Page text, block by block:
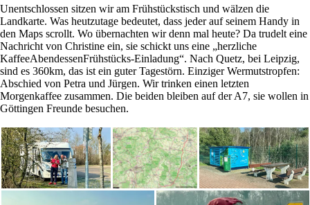
Unentschlossen sitzen wir am Frühstückstisch und wälzen die
Landkarte. Was heutzutage bedeutet, dass jeder auf seinem Handy in
den Maps scrollt. Wo übernachten wir denn mal heute? Da trudelt eine
Nachricht von Christine ein, sie schickt uns eine „herzliche
KaffeeAbendessenFrühstücks-Einladung“. Nach Quetz, bei Leipzig,
sind es 360km, das ist ein guter Tagestörn. Einziger Wermutstropfen:
Abschied von Petra und Jürgen. Wir trinken einen letzten
Morgenkaffee zusammen. Die beiden bleiben auf der A7, sie wollen in
Göttingen Freunde besuchen.